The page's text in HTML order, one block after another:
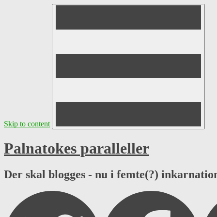
Skip to content
Palnatokes paralleller
Der skal blogges - nu i femte(?)